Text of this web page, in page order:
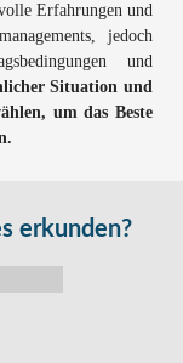
Erfahrungen und
jedoch
und
Situation und
um das Beste
erkunden?